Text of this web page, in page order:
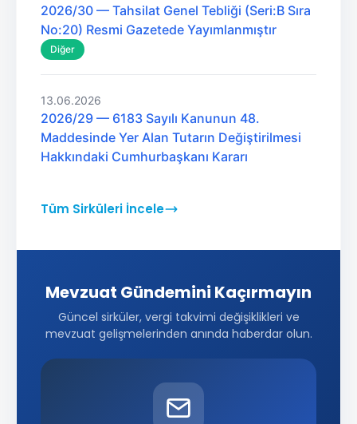
2026/30 — Tahsilat Genel Tebliği (Seri:B Sıra
No:20) Resmi Gazetede Yayımlanmıştır
Diğer
13.06.2026
2026/29 — 6183 Sayılı Kanunun 48.
Maddesinde Yer Alan Tutarın Değiştirilmesi
Hakkındaki Cumhurbaşkanı Kararı
Tüm Sirküleri İncele
Mevzuat Gündemini Kaçırmayın
Güncel sirküler, vergi takvimi değişiklikleri ve
mevzuat gelişmelerinden anında haberdar olun.